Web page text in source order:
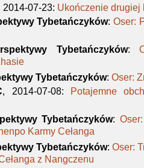
2014-07-23: Ukończenie
Tybetańczyków: Oser:
Tybetańczyków:
Tybetańczyków:Oser:
, 2014-07-08: Potajemne
Tybetańczyków:
Karmy Cełanga
Tybetańczyków: Oser:
z Nangczenu